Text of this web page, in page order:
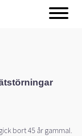
bort 45 år gammal.